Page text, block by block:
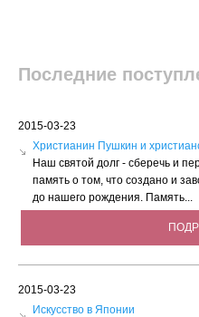
Последние
2015-03-23
Христианин Пушкин и
Наш святой долг - сберечь и
память о том, что создано и
до нашего рождения. Память...
2015-03-23
Искусство в Японии